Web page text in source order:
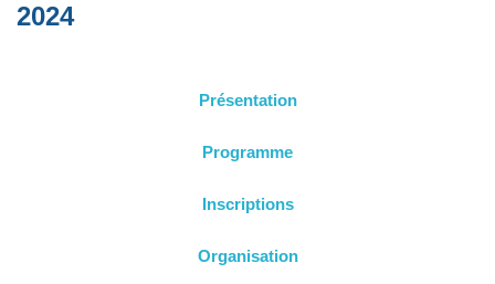
2024
Présentation
Programme
Inscriptions
Organisation